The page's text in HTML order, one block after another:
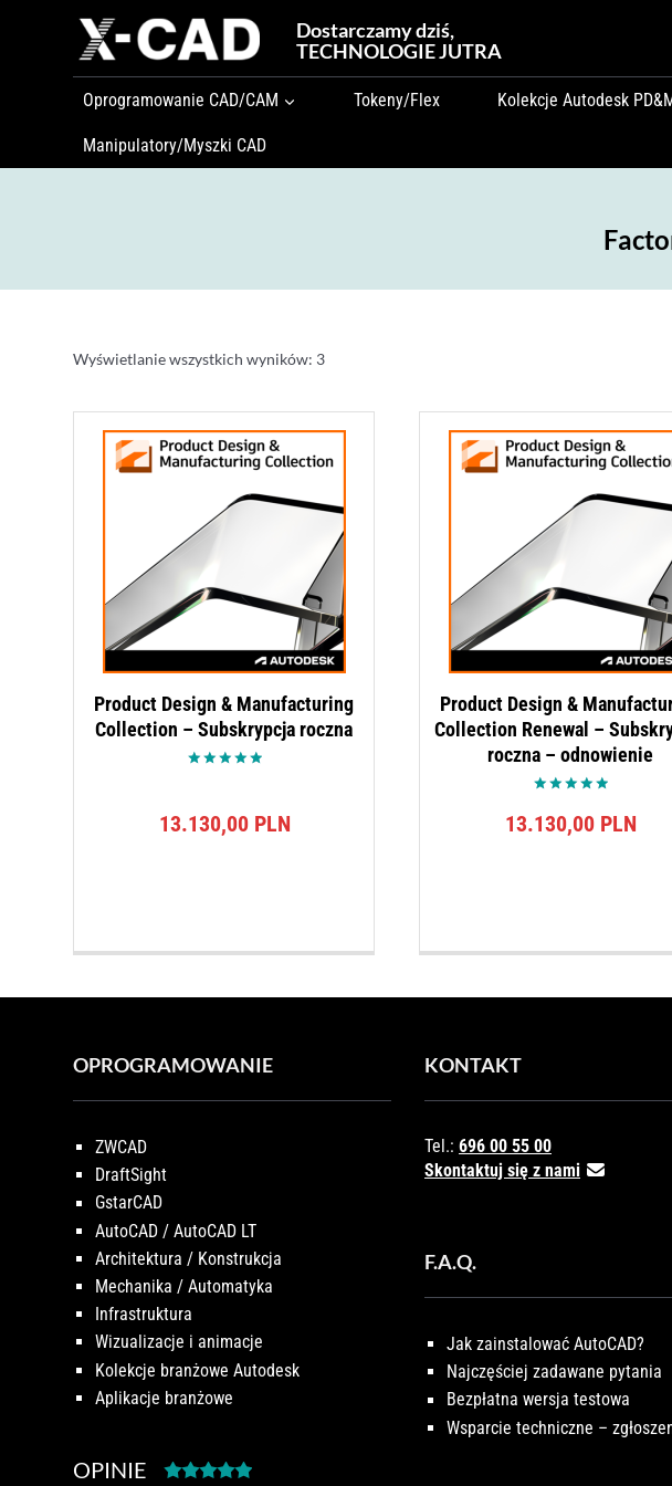
Dostarczamy dziś,
TECHNOLOGIE JUTRA
Oprogramowanie CAD/CAM Tokeny/Flex Kolekcje Autodesk
Manipulatory/Myszki CAD
Wyświetlanie wszystkich wyników: 3
Product Design & Manufacturing
Collection – Subskrypcja roczna
13.130,00 PLN
Product Design &
Collection Renewal –
roczna – odnowienie
5.00
na 5
13.130,00 PLN
OPROGRAMOWANIE
ZWCAD
DraftSight
GstarCAD
AutoCAD / AutoCAD LT
Architektura / Konstrukcja
Mechanika / Automatyka
Infrastruktura
Wizualizacje i animacje
Kolekcje branżowe Autodesk
Aplikacje branżowe
OPINIE
KONTAKT
Tel.: 696 00 55 00
Skontaktuj się z nami
F.A.Q.
Jak zainstalować AutoCAD?
Najczęściej zadawane pytania
Bezpłatna wersja testowa
Wsparcie techniczne –